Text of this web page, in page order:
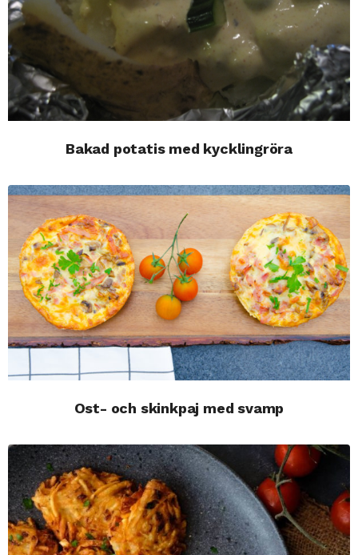
Bakad potatis med kycklingröra
Ost- och skinkpaj med svamp